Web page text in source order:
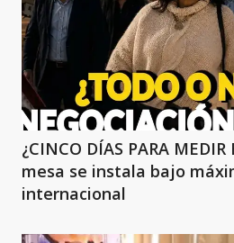
¿CINCO DÍAS PARA MEDIR
mesa se instala bajo
internacional